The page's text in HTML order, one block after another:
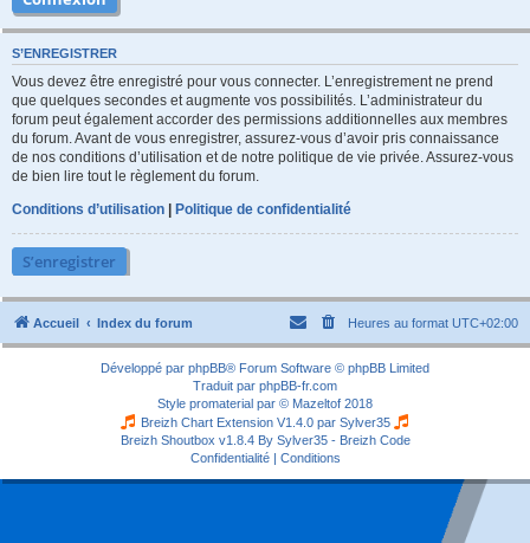
S’ENREGISTRER
Vous devez être enregistré pour vous connecter. L’enregistrement ne prend
que quelques secondes et augmente vos possibilités. L’administrateur du
forum peut également accorder des permissions additionnelles aux membres
du forum. Avant de vous enregistrer, assurez-vous d’avoir pris connaissance
de nos conditions d’utilisation et de notre politique de vie privée. Assurez-vous
de bien lire tout le règlement du forum.
Conditions d’utilisation | Politique de confidentialité
S’enregistrer
Accueil Index du forum Heures au format UTC+02:00
Développé par phpBB® Forum Software © phpBB Limited
Traduit par phpBB-fr.com
Style promaterial par © Mazeltof 2018
Breizh Chart Extension V1.4.0 par Sylver35
Breizh Shoutbox v1.8.4 By Sylver35 - Breizh Code
Confidentialité| Conditions